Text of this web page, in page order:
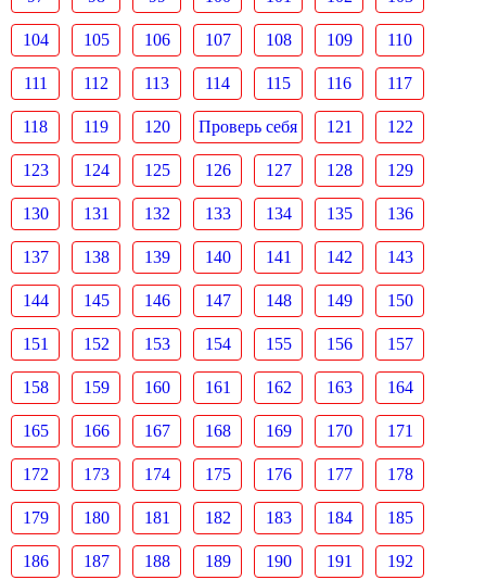
104 105 106 107 108 109 110
111 112 113 114 115 116 117
118 119 120 Проверь себя 121 122
123 124 125 126 127 128 129
130 131 132 133 134 135 136
137 138 139 140 141 142 143
144 145 146 147 148 149 150
151 152 153 154 155 156 157
158 159 160 161 162 163 164
165 166 167 168 169 170 171
172 173 174 175 176 177 178
179 180 181 182 183 184 185
186 187 188 189 190 191 192